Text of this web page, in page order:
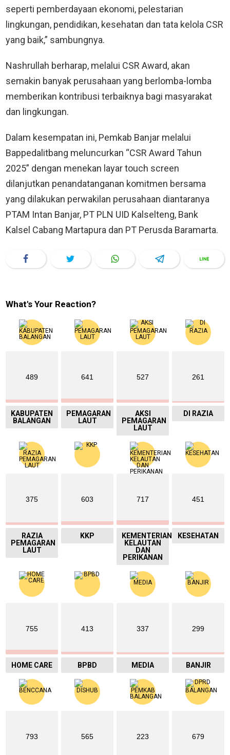
seperti pemberdayaan ekonomi, pelestarian
lingkungan, pendidikan, kesehatan dan tata kelola CSR
yang baik,” sambungnya.
Nashrullah berharap, melalui CSR Award, akan
semakin banyak perusahaan yang berlomba-lomba
memberikan kontribusi terbaiknya bagi masyarakat
dan lingkungan.
Dalam kesempatan ini, Pemkab Banjar melalui
Bappedalitbang meluncurkan “CSR Award Tahun
2025” dengan menekan layar touch screen
dilanjutkan penandatanganan komitmen bersama
yang dilakukan perwakilan perusahaan diantaranya
PTAM Intan Banjar, PT PLN UID Kalselteng, Bank
Kalsel Cabang Martapura dan PT Perusda Baramarta.
What's Your Reaction?
489
KABUPATEN
BALANGAN
641
PEMAGARAN
LAUT
527
AKSI
PEMAGARAN
LAUT
261
DI RAZIA
375
RAZIA
PEMAGARAN
LAUT
603
KKP
717
KEMENTERIAN
KELAUTAN
DAN
PERIKANAN
451
KESEHATAN
755
HOME CARE
413
BPBD
337
MEDIA
299
BANJIR
793 565 223 679